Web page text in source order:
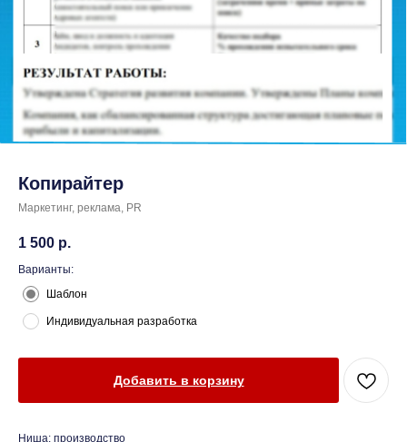
Копирайтер
Маркетинг, реклама, PR
1 500 р.
Варианты:
Шаблон
Индивидуальная разработка
Добавить в корзину
Ниша: производство